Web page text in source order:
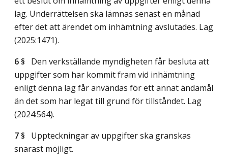
lag. Underrättelsen ska lämnas senast en månad
efter det att ärendet om inhämtning avslutades. Lag
(2025:1471).
6 § Den verkställande myndigheten får besluta att
uppgifter som har kommit fram vid inhämtning
enligt denna lag får användas för ett annat ändamål
än det som har legat till grund för tillståndet. Lag
(2024:564).
7 § Uppteckningar av uppgifter ska granskas
snarast möjligt.